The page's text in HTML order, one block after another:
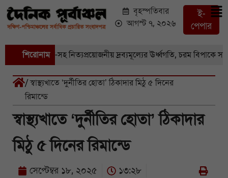
বৃহস্পতিবার
আগস্ট ৭, ২০২৬
ই-
পেপার
শিরোনাম
সবজি-সহ নিত্যপ্রয়োজনীয় দ্রব্যমূল্যের ঊর্ধ্বগতি, চরম বিপাকে
/ স্বাস্থ্যখাতে ‘দুর্নীতির হোতা’ ঠিকাদার মিঠু ৫ দিনের
রিমান্ডে
স্বাস্থ্যখাতে ‘দুর্নীতির হোতা’ ঠিকাদার
মিঠু ৫ দিনের রিমান্ডে
সেপ্টেম্বর ১৮, ২০২৫
১৩:২৮